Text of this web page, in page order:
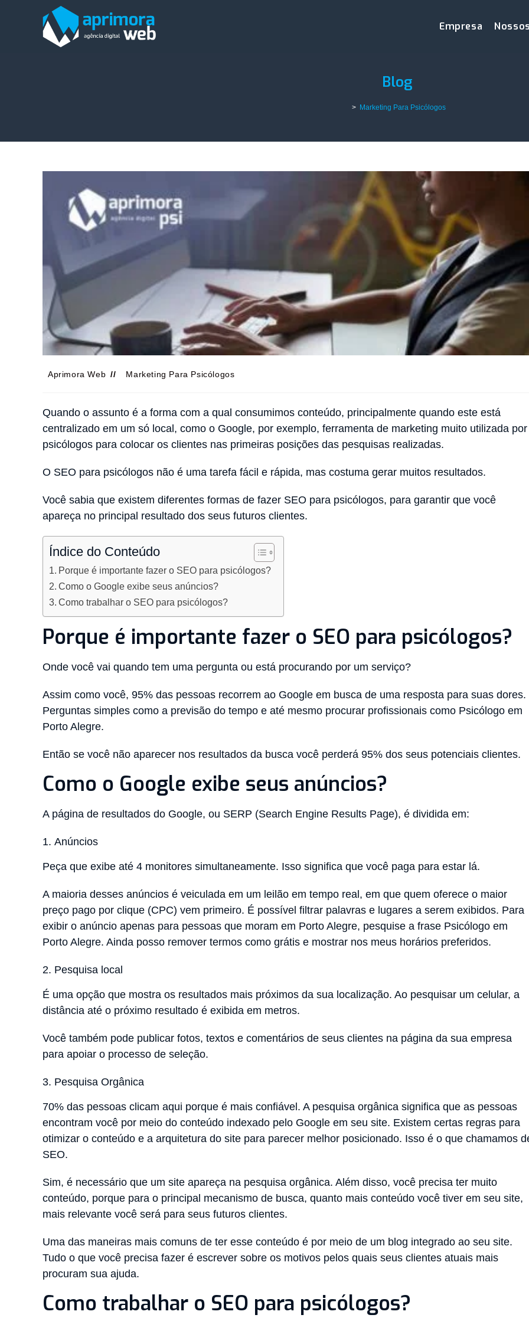
Empresa
Blog
> Marketing Para Psicólogos
Aprimora Web Marketing Para Psicólogos
Quando o assunto é a forma com a qual consumimos conteúdo, principalmente quando este está
centralizado em um só local, como o Google, por exemplo, ferramenta de marketing muito utilizada por
psicólogos para colocar os clientes nas primeiras posições das pesquisas realizadas.
O SEO para psicólogos não é uma tarefa fácil e rápida, mas costuma gerar muitos resultados.
Você sabia que existem diferentes formas de fazer SEO para psicólogos, para garantir que você
apareça no principal resultado dos seus futuros clientes.
Índice do Conteúdo
Porque é importante fazer o SEO para psicólogos?
Como o Google exibe seus anúncios?
Como trabalhar o SEO para psicólogos?
Porque é importante fazer o SEO para psicólogos?
Onde você vai quando tem uma pergunta ou está procurando por um serviço?
Assim como você, 95% das pessoas recorrem ao Google em busca de uma resposta para suas dores.
Perguntas simples como a previsão do tempo e até mesmo procurar profissionais como Psicólogo em
Porto Alegre.
Então se você não aparecer nos resultados da busca você perderá 95% dos seus potenciais clientes.
Como o Google exibe seus anúncios?
A página de resultados do Google, ou SERP (Search Engine Results Page), é dividida em:
Anúncios
Peça que exibe até 4 monitores simultaneamente. Isso significa que você paga para estar lá.
A maioria desses anúncios é veiculada em um leilão em tempo real, em que quem oferece o maior
preço pago por clique (CPC) vem primeiro. É possível filtrar palavras e lugares a serem exibidos. Para
exibir o anúncio apenas para pessoas que moram em Porto Alegre, pesquise a frase Psicólogo em
Porto Alegre. Ainda posso remover termos como grátis e mostrar nos meus horários preferidos.
Pesquisa local
É uma opção que mostra os resultados mais próximos da sua localização. Ao pesquisar um celular, a
distância até o próximo resultado é exibida em metros.
Você também pode publicar fotos, textos e comentários de seus clientes na página da sua empresa
para apoiar o processo de seleção.
Pesquisa Orgânica
70% das pessoas clicam aqui porque é mais confiável. A pesquisa orgânica significa que as pessoas
encontram você por meio do conteúdo indexado pelo Google em seu site. Existem certas regras para
otimizar o conteúdo e a arquitetura do site para parecer melhor posicionado. Isso é o que chamamos
SEO.
Sim, é necessário que um site apareça na pesquisa orgânica. Além disso, você precisa ter muito
conteúdo, porque para o principal mecanismo de busca, quanto mais conteúdo você tiver em seu site,
mais relevante você será para seus futuros clientes.
Uma das maneiras mais comuns de ter esse conteúdo é por meio de um blog integrado ao seu site.
Tudo o que você precisa fazer é escrever sobre os motivos pelos quais seus clientes atuais mais
procuram sua ajuda.
Como trabalhar o SEO para psicólogos?